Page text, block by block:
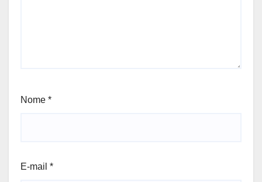
Nome *
E-mail *